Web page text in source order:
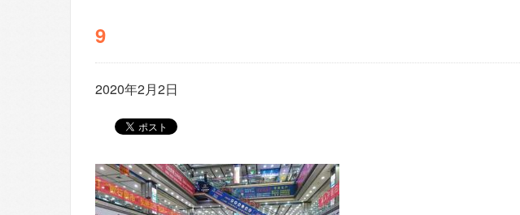
9
2020年2月2日